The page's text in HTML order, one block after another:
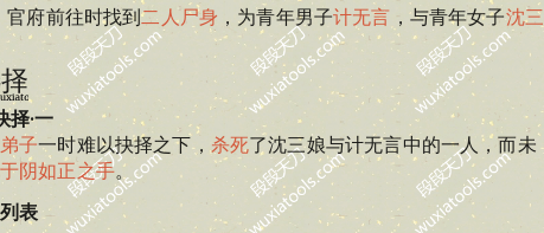
官府前往时找到二人尸身 ，为青年男子计无言 ，与青年女子沈三
择·一
子一时难以抉择之下，杀死了沈三娘与计无言中的一人，而未
阴如正之手。
表